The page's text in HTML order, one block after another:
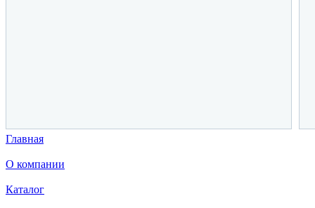
Главная
О компании
Каталог